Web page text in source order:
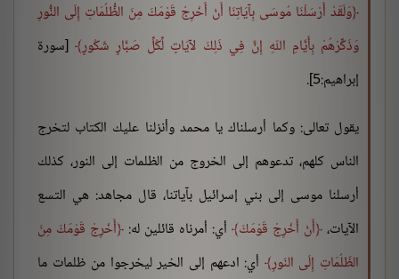
وَلَقَدْ أَرْسَلْنَا مُوسَى بِآيَاتِنَا أَنْ أَخْرِجْ قَوْمَكَ مِنَ الظُّلُمَاتِ إِلَى النُّورِ
وَذَكِّرْهُمْ بِأَيَّامِ اللّهِ إِنَّ فِي ذَلِكَ لآيَاتٍ لِّكُلِّ صَبَّارٍ شَكُورٍ [سورة
إبراهيم:5].
يقول تعالى: وكما أرسلناك يا محمد وأنزلنا عليك الكتاب لتخرج
الناس كلهم، تدعوهم إلى الخروج من الظلمات إلى النور، كذلك
أرسلنا موسى إلى بني إسرائيل بآياتنا، قال مجاهد: هي التسع
الآيات، أَنْ أَخْرِجْ قَوْمَكَ أي: أمرناه قائلين له: أَخْرِجْ قَوْمَكَ مِنَ
الظّلُمَاتِ إِلَى النّورِ أي: ادعهم إلى الخير ليخرجوا من ظلمات ما